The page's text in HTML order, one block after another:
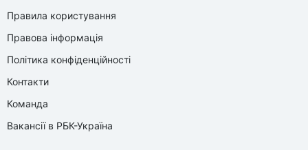
Правила користування
Правова інформація
Політика конфіденційності
Контакти
Команда
Вакансії в РБК-Україна